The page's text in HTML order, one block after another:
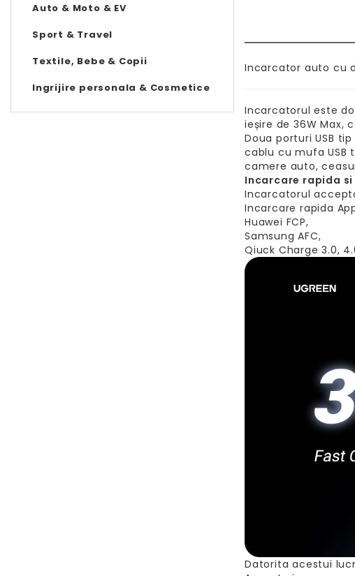
Incarcator auto cu
Incarcatorul este
ieșire de 36W Max,
Doua porturi USB
cablu cu mufa USB
camere auto,
Incarcare rapida
Incarcatorul
Incarcare rapida
Huawei FCP,
Samsung AFC,
Qiuck Charge 3.0,
Datorita acestui
Auto & Moto & EV
Sport & Travel
Textile, Bebe & Copii
Ingrijire personala & Cosmetice